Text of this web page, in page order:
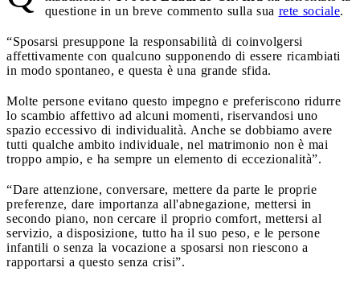
questione in un breve commento sulla sua rete sociale.
“Sposarsi presuppone la responsabilità di coinvolgersi
affettivamente con qualcuno supponendo di essere ricambiati
in modo spontaneo, e questa è una grande sfida.
Molte persone evitano questo impegno e preferiscono ridurre
lo scambio affettivo ad alcuni momenti, riservandosi uno
spazio eccessivo di individualità. Anche se dobbiamo avere
tutti qualche ambito individuale, nel matrimonio non è mai
troppo ampio, e ha sempre un elemento di eccezionalità”.
“Dare attenzione, conversare, mettere da parte le proprie
preferenze, dare importanza all'abnegazione, mettersi in
secondo piano, non cercare il proprio comfort, mettersi al
servizio, a disposizione, tutto ha il suo peso, e le persone
infantili o senza la vocazione a sposarsi non riescono a
rapportarsi a questo senza crisi”.